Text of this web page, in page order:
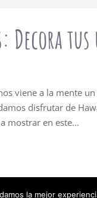
Decora
viene a la mente
disfrutar de
mostrar en este...
la mejor